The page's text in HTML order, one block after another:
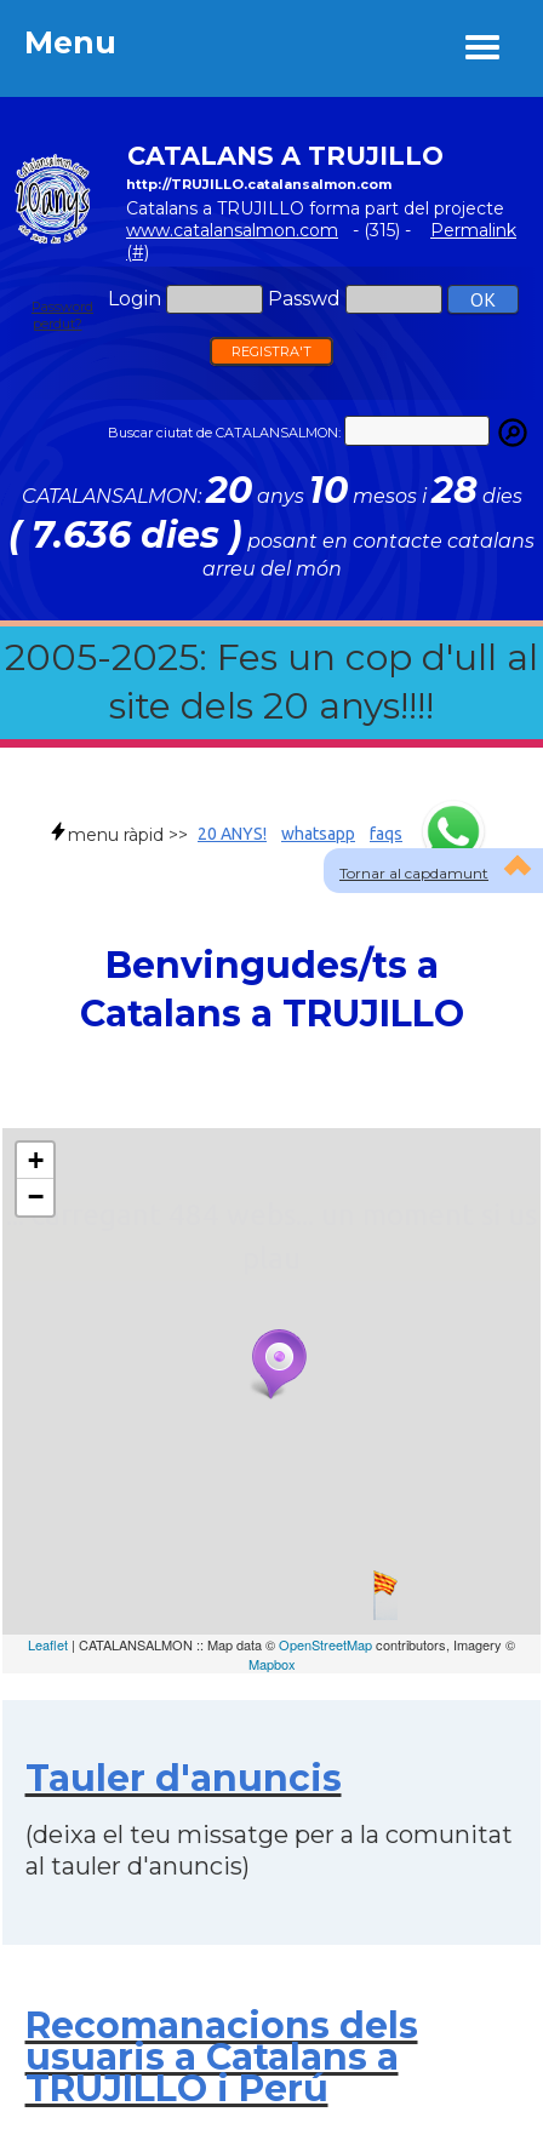
Menu
CATALANS A TRUJILLO
http://TRUJILLO.catalansalmon.com
Catalans a TRUJILLO forma part del projecte
www.catalansalmon.com - (315) - Permalink
(#)
Login Passwd
Password
perdut?
REGISTRA'T
Buscar ciutat de CATALANSALMON:
CATALANSALMON:20anys 10mesos i28 dies
( 7.636 dies ) posant en contacte catalans
arreu del món
2005-2025: Fes un cop d'ull al
site dels 20 anys!!!!
Menu
Tornar al capdamunt
menu ràpid >> 20 ANYS! whatsapp faqs
Benvingudes/ts a
Catalans a TRUJILLO
... carregant 484 webs... un moment si us
+
−
Leaflet | CATALANSALMON :: Map data ©OpenStreetMapcontributors, Imagery ©
Mapbox
Tauler d'anuncis
(deixa el teu missatge per a la comunitat
al tauler d'anuncis)
Recomanacions dels
usuaris a Catalans a
TRUJILLO i Perú